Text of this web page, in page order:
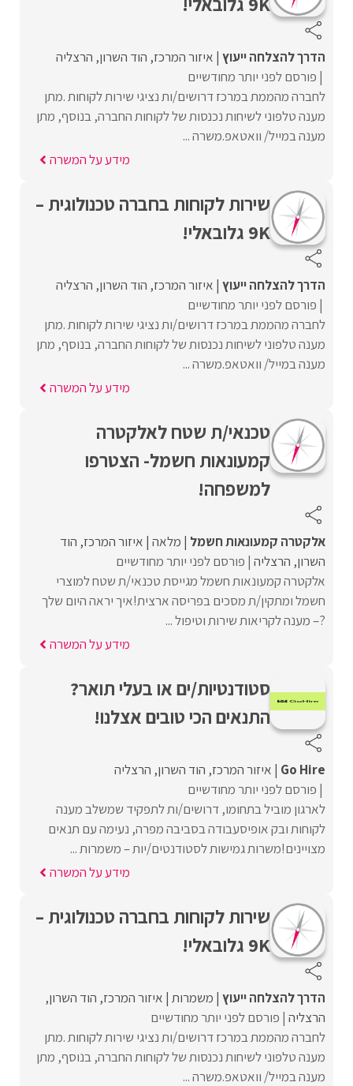
הדרך להצלחה ייעוץ איזור המרכז הוד השרון הרצליה
פורסם לפני יותר מחודשיים
לחברה מהממת במרכז דרושים/ות נציגי שירות לקוחות .מתן
מענה טלפוני לשיחות נכנסות של לקוחות החברה, בנוסף, מתן
מענה במייל/ וואטאפ.משרה ...
מידע על המשרה
שירות לקוחות בחברה טכנולוגית –
9K גלובאלי!
הדרך להצלחה ייעוץ איזור המרכז הוד השרון הרצליה
פורסם לפני יותר מחודשיים
לחברה מהממת במרכז דרושים/ות נציגי שירות לקוחות .מתן
מענה טלפוני לשיחות נכנסות של לקוחות החברה, בנוסף, מתן
מענה במייל/ וואטאפ.משרה ...
מידע על המשרה
טכנאי/ת שטח לאלקטרה
קמעונאות חשמל- הצטרפו
למשפחה!
אלקטרה קמעונאות חשמל מלאה איזור המרכז הוד
השרון הרצליה פורסם לפני יותר מחודשיים
אלקטרה קמעונאות חשמל מגייסת טכנאי/ת שטח למוצרי
חשמל ומתקין/ת מסכים בפריסה ארצית!איך יראה היום שלך
?– מענה לקריאות שירות וטיפול ...
מידע על המשרה
סטודנטיות/ים או בעלי תואר?
התנאים הכי טובים אצלנו!
Go Hire איזור המרכז הוד השרון הרצליה
פורסם לפני יותר מחודשיים
לארגון מוביל בתחומו, דרושים/ות לתפקיד שמשלב מענה
לקוחות ובק אופיסעבודה בסביבה מפרה, נעימה עם תנאים
מצויינים!משרות גמישות לסטודנטים/יות – משמרות ...
מידע על המשרה
שירות לקוחות בחברה טכנולוגית –
9K גלובאלי!
הדרך להצלחה ייעוץ משמרות איזור המרכז הוד השרון
הרצליה פורסם לפני יותר מחודשיים
לחברה מהממת במרכז דרושים/ות נציגי שירות לקוחות .מתן
מענה טלפוני לשיחות נכנסות של לקוחות החברה, בנוסף, מתן
מענה במייל/ וואטאפ.משרה ...